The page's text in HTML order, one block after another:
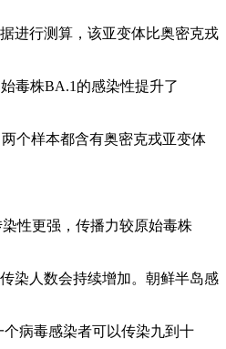
进行测算，该亚变体比奥密克戎
毒株BA.1的感染性提升了
个样本都含有奥密克戎亚变体
性更强，传播力较原始毒株
染人数会持续增加。朝鲜半岛感
病毒感染者可以传染九到十